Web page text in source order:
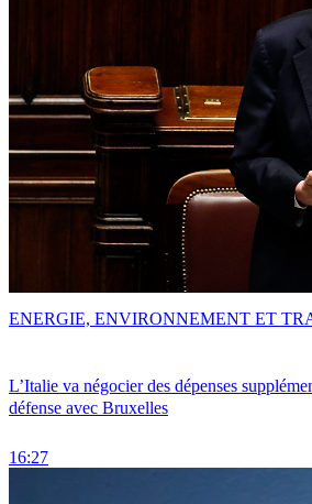
L’Italie va négocier des dépenses
défense avec Bruxelles
16:27
ENERGIE, ENVIRONNEMENT ET